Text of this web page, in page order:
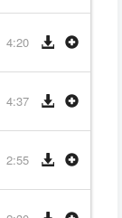
4:20
4:37
2:55